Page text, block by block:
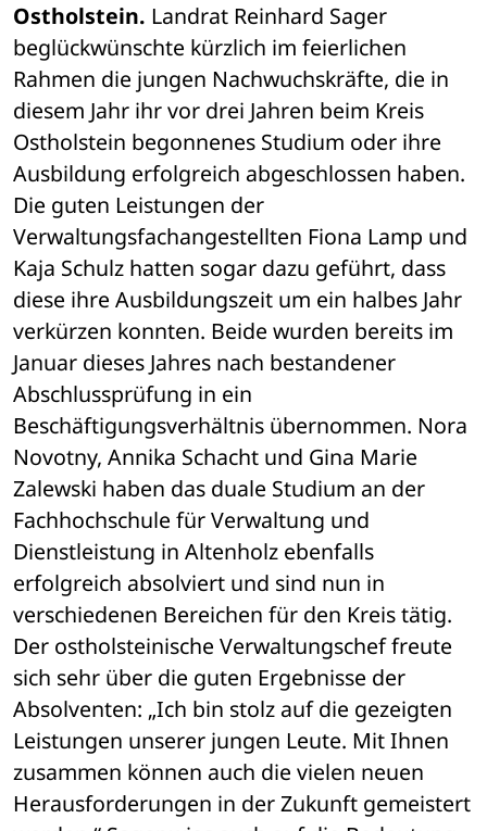
Ostholstein. Landrat Reinhard Sager
beglückwünschte kürzlich im feierlichen
Rahmen die jungen Nachwuchskräfte, die in
diesem Jahr ihr vor drei Jahren beim Kreis
Ostholstein begonnenes Studium oder ihre
Ausbildung erfolgreich abgeschlossen haben.
Die guten Leistungen der
Verwaltungsfachangestellten Fiona Lamp und
Kaja Schulz hatten sogar dazu geführt, dass
diese ihre Ausbildungszeit um ein halbes Jahr
verkürzen konnten. Beide wurden bereits im
Januar dieses Jahres nach bestandener
Abschlussprüfung in ein
Beschäftigungsverhältnis übernommen. Nora
Novotny, Annika Schacht und Gina Marie
Zalewski haben das duale Studium an der
Fachhochschule für Verwaltung und
Dienstleistung in Altenholz ebenfalls
erfolgreich absolviert und sind nun in
verschiedenen Bereichen für den Kreis tätig.
Der ostholsteinische Verwaltungschef freute
sich sehr über die guten Ergebnisse der
Absolventen: „Ich bin stolz auf die gezeigten
Leistungen unserer jungen Leute. Mit Ihnen
zusammen können auch die vielen neuen
Herausforderungen in der Zukunft gemeistert